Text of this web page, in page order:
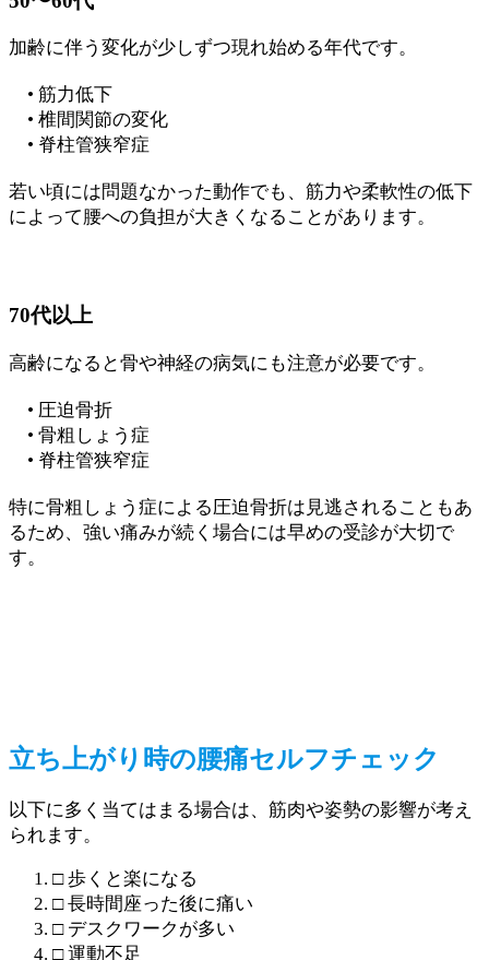
加齢に伴う変化が少しずつ現れ始める年代です。
• 筋力低下
• 椎間関節の変化
• 脊柱管狭窄症
若い頃には問題なかった動作でも、筋力や柔軟性の低下
によって腰への負担が大きくなることがあります。
70代以上
高齢になると骨や神経の病気にも注意が必要です。
• 圧迫骨折
• 骨粗しょう症
• 脊柱管狭窄症
特に骨粗しょう症による圧迫骨折は見逃されることもあ
るため、強い痛みが続く場合には早めの受診が大切で
す。
立ち上がり時の腰痛セルフチェック
以下に多く当てはまる場合は、筋肉や姿勢の影響が考え
られます。
□ 歩くと楽になる
□ 長時間座った後に痛い
□ デスクワークが多い
□ 運動不足